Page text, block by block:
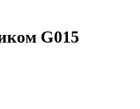
G015